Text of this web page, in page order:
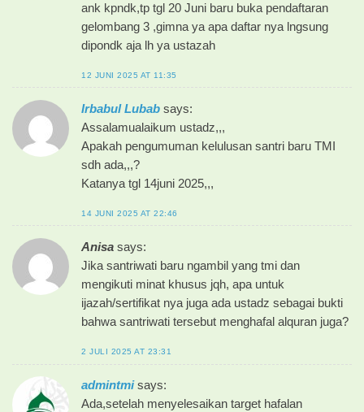
ank kpndk,tp tgl 20 Juni baru buka pendaftaran
gelombang 3 ,gimna ya apa daftar nya lngsung
dipondk aja lh ya ustazah
12 JUNI 2025 AT 11:35
Irbabul Lubab says:
Assalamualaikum ustadz,,,
Apakah pengumuman kelulusan santri baru TMI
sdh ada,,,?
Katanya tgl 14juni 2025,,,
14 JUNI 2025 AT 22:46
Anisa says:
Jika santriwati baru ngambil yang tmi dan
mengikuti minat khusus jqh, apa untuk
ijazah/sertifikat nya juga ada ustadz sebagai bukti
bahwa santriwati tersebut menghafal alquran juga?
2 JULI 2025 AT 23:31
admintmi says:
Ada,setelah menyelesaikan target hafalan